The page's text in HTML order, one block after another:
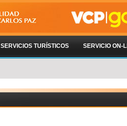
SERVICIOS TURÍSTICOS SERVICIO ON-